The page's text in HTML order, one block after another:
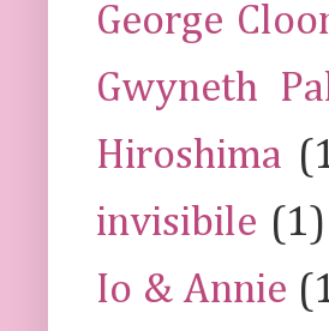
George
Gwyneth
Hiroshima
invisibile (1)
Io & Annie